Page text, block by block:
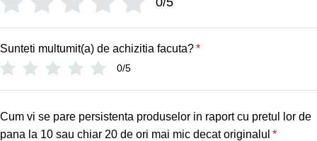
Sunteti multumit(a) de achizitia facuta?*
0/5
Cum vi se pare persistenta produselor in raport cu pretul lor de
pana la 10 sau chiar 20 de ori mai mic decat originalul *